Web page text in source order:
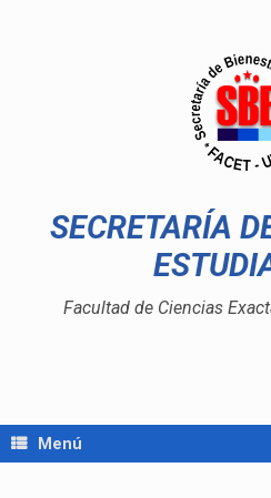
SECRETARÍA
Facultad de Ciencias
Menú